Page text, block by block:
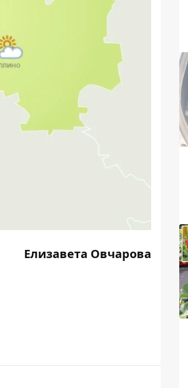
Елизавета Овчарова